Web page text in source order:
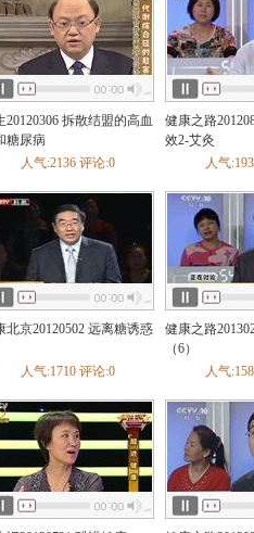
能症 动脉粥样硬化 低血压
主肺动
窦性心律不齐 颈动脉狭窄 静脉曲张
帕金森 头晕 失眠 脑供血不足
痴
嗜睡症 脑动脉硬化 周期性瘫痪
消化道出血 肠炎 结肠炎 消化不良
炎 慢性胃炎 慢性浅表性胃炎 胃炎
胃下垂 自身免疫性肝炎
慢性胰腺炎
状腺炎 矮小症
内分泌失调
肢端肥大症 低血糖症 低钠血症
低
肺癌 慢阻肺 咳嗽 肺结核
肺气
慢性支气管炎 急性上呼吸道感染
呼吸
发烧
减少性紫癜 白细胞减少症
缺铁性贫血
腺炎 前列腺增生
尿结石
官感染 肾癌 肾血管性高血压
肾小
腺增生 肝硬化
颈动脉体瘤
颈椎病 脊柱侧弯 膝关节损伤
腰椎
骨质疏松 强直性脊柱炎
关节损伤
成人先天性髋关节脱位 肩周炎 骨癌
20120306 拆散结盟的高血
糖尿病
人气:2136 评论:0
健康之路
效2-艾灸
人气
北京20120502 远离糖诱惑
人气:1710 评论:0
健康之路
（6）
人气